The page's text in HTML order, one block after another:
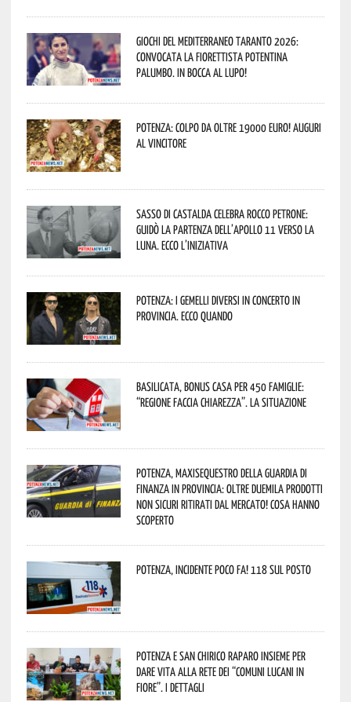
Giochi del Mediterraneo Taranto 2026:
convocata la fiorettista potentina
Palumbo. In bocca al lupo!
Potenza: colpo da oltre 19000 Euro! Auguri
al vincitore
Sasso di Castalda celebra Rocco Petrone:
guidò la partenza dell’Apollo 11 verso la
Luna. Ecco l’iniziativa
Potenza: i Gemelli DiVersi in concerto in
provincia. Ecco quando
Basilicata, Bonus casa per 450 famiglie:
“Regione faccia chiarezza”. La situazione
Potenza, maxisequestro della Guardia di
Finanza in provincia: oltre duemila prodotti
non sicuri ritirati dal mercato! Cosa hanno
scoperto
Potenza, incidente poco fa! 118 sul posto
Potenza e San Chirico Raparo insieme per
dare vita alla rete dei “Comuni Lucani in
Fiore”. I dettagli